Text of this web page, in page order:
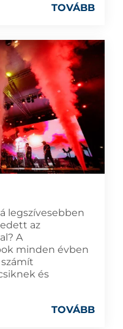
TOVÁBB
legszívesebben
az
A
minden évben
és
TOVÁBB